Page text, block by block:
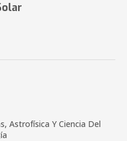
Astrofísica Y Ciencia Del